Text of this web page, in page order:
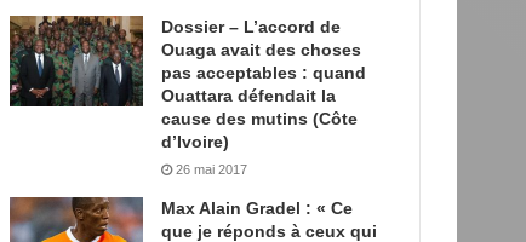
Dossier – L’accord de
Ouaga avait des choses
pas acceptables : quand
Ouattara défendait la
cause des mutins (Côte
d’Ivoire)
26 mai 2017
Max Alain Gradel : « Ce
que je réponds à ceux qui